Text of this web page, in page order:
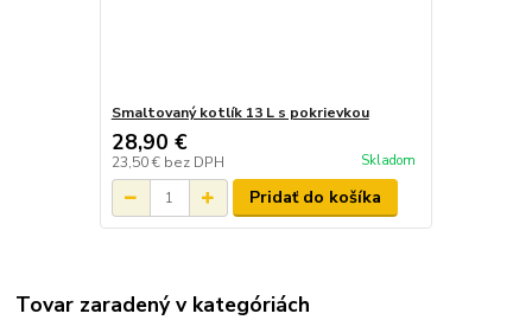
Smaltovaný kotlík 13 L s pokrievkou
28,90 €
23,50 € bez DPH Skladom
Pridať do košíka
Tovar zaradený v kategóriách